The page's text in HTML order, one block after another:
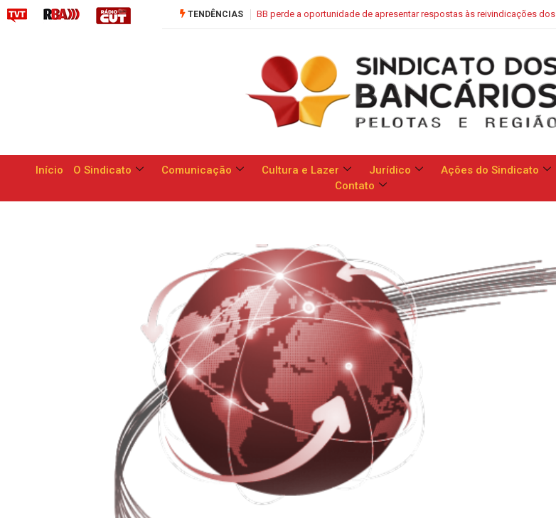
TENDÊNCIAS
BB perde a oportunidade de apresentar respostas às reivindicações dos trabalhadores
Início O Sindicato Comunicação Cultura e Lazer Jurídico Ações do Sindicato
Contato